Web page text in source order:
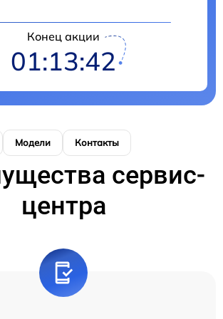
Конец акции
01:13:42
Модели Контакты
сервис-
центра